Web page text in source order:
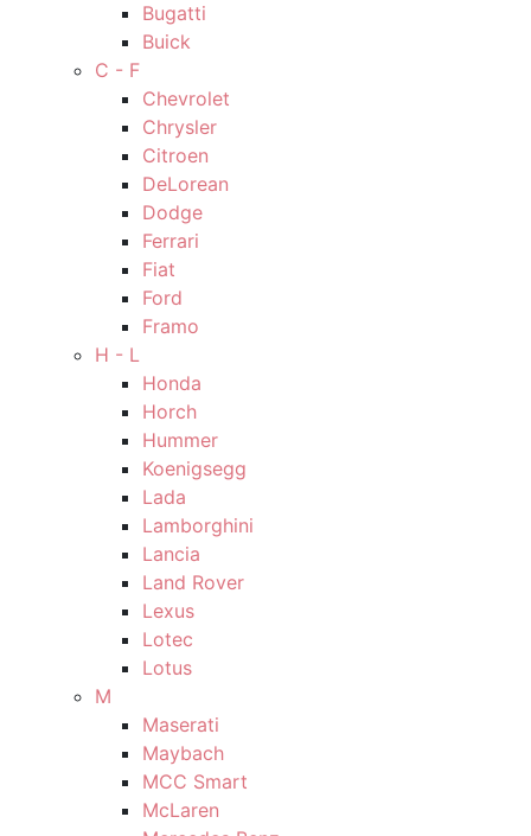
Bugatti
Buick
C - F
Chevrolet
Chrysler
Citroen
DeLorean
Dodge
Ferrari
Fiat
Ford
Framo
H - L
Honda
Horch
Hummer
Koenigsegg
Lada
Lamborghini
Lancia
Land Rover
Lexus
Lotec
Lotus
M
Maserati
Maybach
MCC Smart
McLaren